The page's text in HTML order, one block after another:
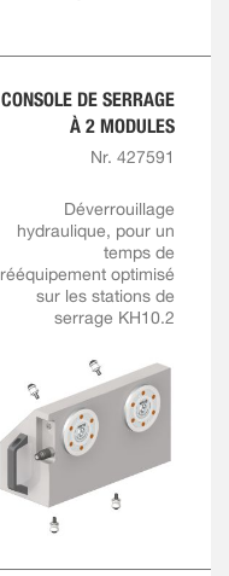
CONSOLE DE SERRAGE
À 2 MODULES
Nr. 427591
Déverrouillage
hydraulique, pour un
temps de
rééquipement optimisé
sur les stations de
serrage KH10.2